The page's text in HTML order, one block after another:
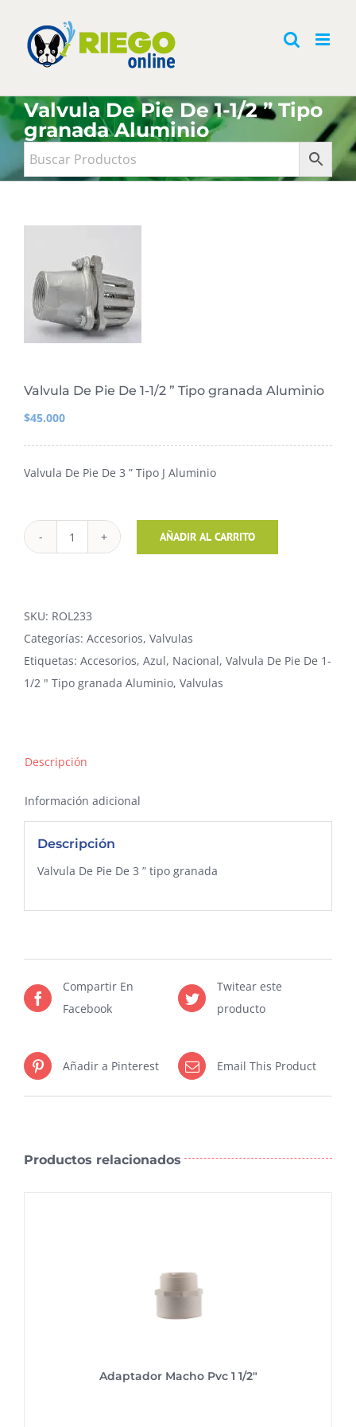
contenido
Valvula De Pie De 1-1/2 ” Tipo
granada Aluminio
Valvula De Pie De 1-1/2 ” Tipo granada Aluminio
$45.000
Valvula De Pie De 3 ” Tipo J Aluminio
Valvula
De
1-
1/2
"
Tipo
cantidad
AÑADIR AL CARRITO
SKU: ROL233
Categorías: Accesorios, Valvulas
Etiquetas: Accesorios, Azul, Nacional, Valvula De Pie De 1-
1/2 " Tipo granada Aluminio, Valvulas
Descripción
Información adicional
Descripción
Valvula De Pie De 3 ” tipo granada
Compartir En
Facebook
Twitear este
producto
Añadir a Pinterest Email This Product
Productos relacionados
Adaptador Macho Pvc 1 1/2″